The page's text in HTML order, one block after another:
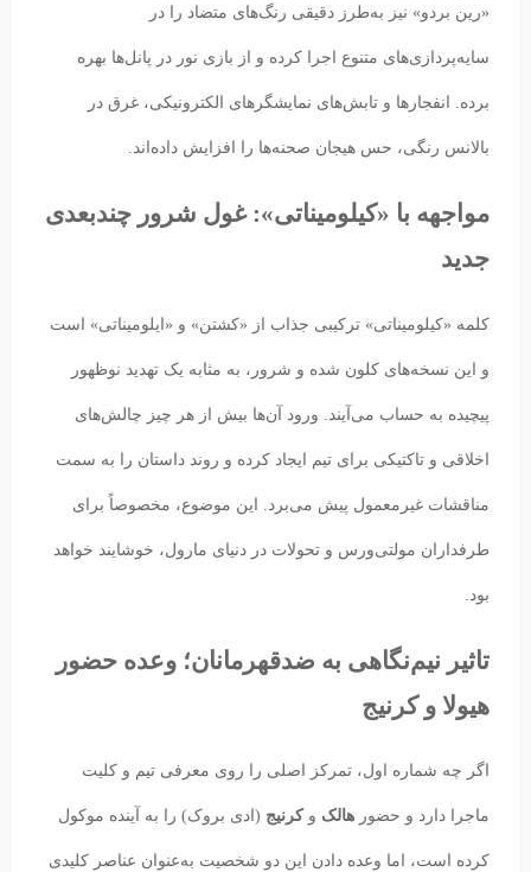
«رین بردو» نیز به‌طرز دقیقی رنگ‌های متضاد را در
سایه‌پردازی‌های متنوع اجرا کرده و از بازی نور در پانل‌ها بهره
برده. انفجارها و تابش‌های نمایشگرهای الکترونیکی، غرق در
بالانس رنگی، حس هیجان صحنه‌ها را افزایش داده‌اند.
مواجهه با «کیلومیناتی»: غول شرور چندبعدی
جدید
کلمه «کیلومیناتی» ترکیبی جذاب از «کشتن» و «ایلومیناتی» است
و این نسخه‌های کلون شده و شرور، به مثابه یک تهدید نوظهور
پیچیده به حساب می‌آیند. ورود آن‌ها بیش از هر چیز چالش‌های
اخلاقی و تاکتیکی برای تیم ایجاد کرده و روند داستان را به سمت
مناقشات غیرمعمول پیش می‌برد. این موضوع، مخصوصاً برای
طرفداران مولتی‌ورس و تحولات در دنیای مارول، خوشایند خواهد
بود.
تاثیر نیم‌نگاهی به ضدقهرمانان؛ وعده حضور
هیولا و کرنیج
اگر چه شماره اول، تمرکز اصلی را روی معرفی تیم و کلیت
ماجرا دارد و حضور هالک و کرنیج (ادی بروک) را به آینده موکول
کرده است، اما وعده دادن این دو شخصیت به‌عنوان عناصر کلیدی